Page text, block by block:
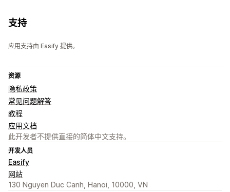
支持
应用支持由 Easify 提供。
资源
隐私政策
常见问题解答
教程
应用文档
此开发者不提供直接的简体中文支持。
开发人员
Easify
网站
130 Nguyen Duc Canh, Hanoi, 10000, VN